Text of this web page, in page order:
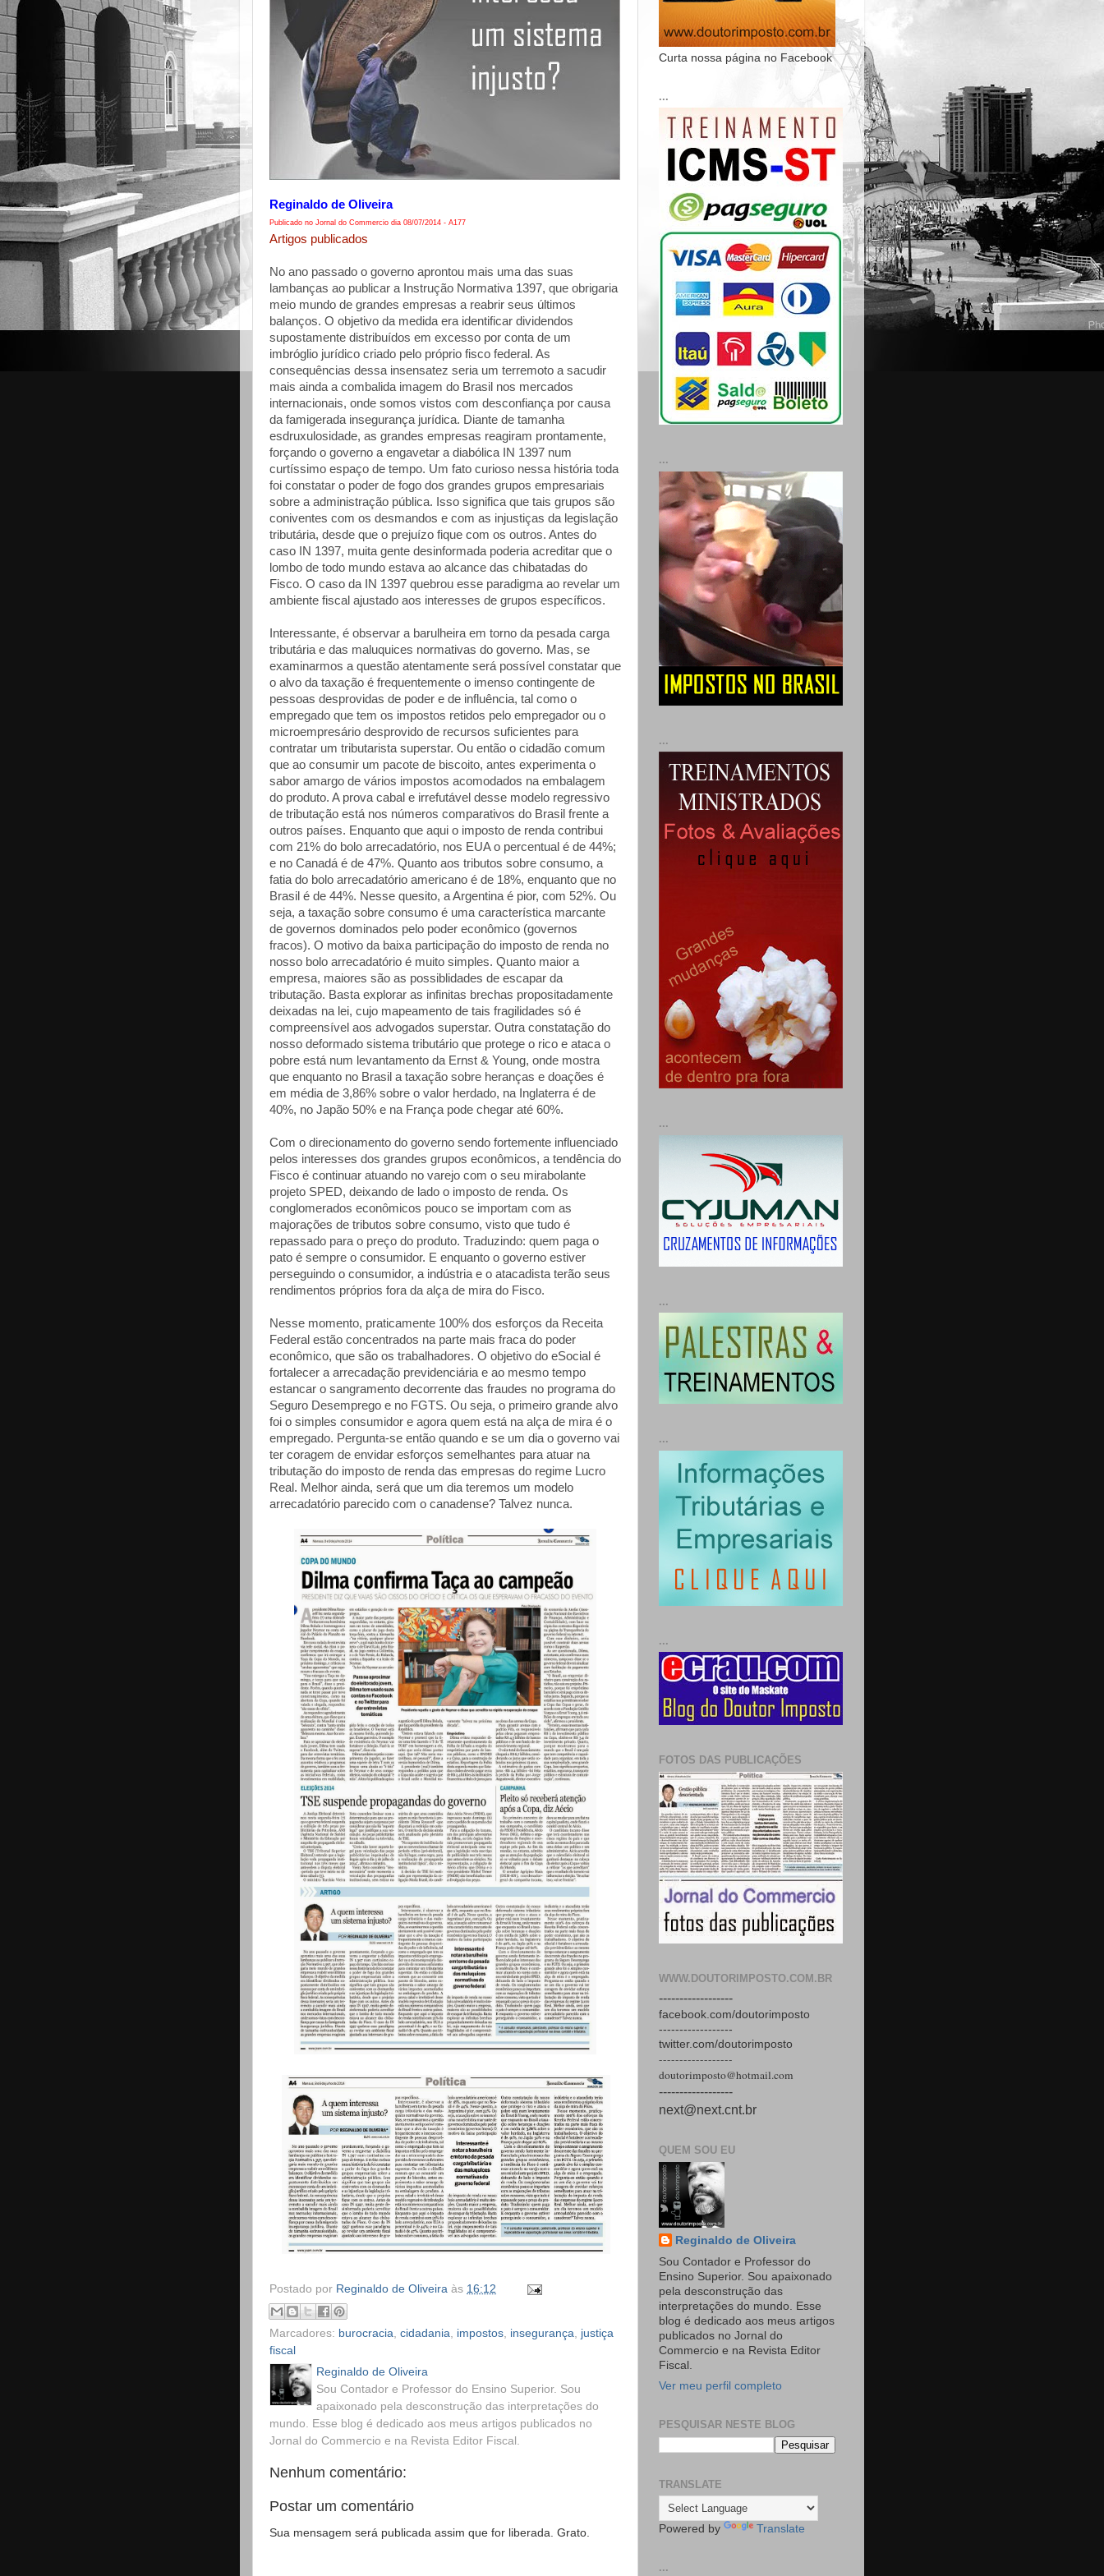
Reginaldo de Oliveira
Publicado no Jornal do Commercio dia 08/07/2014 - A177
Artigos publicados
No ano passado o governo aprontou mais uma das suas
lambanças ao publicar a Instrução Normativa 1397, que obrigaria
meio mundo de grandes empresas a reabrir seus últimos
balanços. O objetivo da medida era identificar dividendos
supostamente distribuídos em excesso por conta de um
imbróglio jurídico criado pelo próprio fisco federal. As
consequências dessa insensatez seria um terremoto a sacudir
mais ainda a combalida imagem do Brasil nos mercados
internacionais, onde somos vistos com desconfiança por causa
da famigerada insegurança jurídica. Diante de tamanha
esdruxulosidade, as grandes empresas reagiram prontamente,
forçando o governo a engavetar a diabólica IN 1397 num
curtíssimo espaço de tempo. Um fato curioso nessa história toda
foi constatar o poder de fogo dos grandes grupos empresariais
sobre a administração pública. Isso significa que tais grupos são
coniventes com os desmandos e com as injustiças da legislação
tributária, desde que o prejuízo fique com os outros. Antes do
caso IN 1397, muita gente desinformada poderia acreditar que o
lombo de todo mundo estava ao alcance das chibatadas do
Fisco. O caso da IN 1397 quebrou esse paradigma ao revelar um
ambiente fiscal ajustado aos interesses de grupos específicos.
Interessante, é observar a barulheira em torno da pesada carga
tributária e das maluquices normativas do governo. Mas, se
examinarmos a questão atentamente será possível constatar que
o alvo da taxação é frequentemente o imenso contingente de
pessoas desprovidas de poder e de influência, tal como o
empregado que tem os impostos retidos pelo empregador ou o
microempresário desprovido de recursos suficientes para
contratar um tributarista superstar. Ou então o cidadão comum
que ao consumir um pacote de biscoito, antes experimenta o
sabor amargo de vários impostos acomodados na embalagem
do produto. A prova cabal e irrefutável desse modelo regressivo
de tributação está nos números comparativos do Brasil frente a
outros países. Enquanto que aqui o imposto de renda contribui
com 21% do bolo arrecadatório, nos EUA o percentual é de 44%;
e no Canadá é de 47%. Quanto aos tributos sobre consumo, a
fatia do bolo arrecadatório americano é de 18%, enquanto que no
Brasil é de 44%. Nesse quesito, a Argentina é pior, com 52%. Ou
seja, a taxação sobre consumo é uma característica marcante
de governos dominados pelo poder econômico (governos
fracos). O motivo da baixa participação do imposto de renda no
nosso bolo arrecadatório é muito simples. Quanto maior a
empresa, maiores são as possiblidades de escapar da
tributação. Basta explorar as infinitas brechas propositadamente
deixadas na lei, cujo mapeamento de tais fragilidades só é
compreensível aos advogados superstar. Outra constatação do
nosso deformado sistema tributário que protege o rico e ataca o
pobre está num levantamento da Ernst & Young, onde mostra
que enquanto no Brasil a taxação sobre heranças e doações é
em média de 3,86% sobre o valor herdado, na Inglaterra é de
40%, no Japão 50% e na França pode chegar até 60%.
Com o direcionamento do governo sendo fortemente influenciado
pelos interesses dos grandes grupos econômicos, a tendência do
Fisco é continuar atuando no varejo com o seu mirabolante
projeto SPED, deixando de lado o imposto de renda. Os
conglomerados econômicos pouco se importam com as
majorações de tributos sobre consumo, visto que tudo é
repassado para o preço do produto. Traduzindo: quem paga o
pato é sempre o consumidor. E enquanto o governo estiver
perseguindo o consumidor, a indústria e o atacadista terão seus
rendimentos próprios fora da alça de mira do Fisco.
Nesse momento, praticamente 100% dos esforços da Receita
Federal estão concentrados na parte mais fraca do poder
econômico, que são os trabalhadores. O objetivo do eSocial é
fortalecer a arrecadação previdenciária e ao mesmo tempo
estancar o sangramento decorrente das fraudes no programa do
Seguro Desemprego e no FGTS. Ou seja, o primeiro grande alvo
foi o simples consumidor e agora quem está na alça de mira é o
empregado. Pergunta-se então quando e se um dia o governo vai
ter coragem de envidar esforços semelhantes para atuar na
tributação do imposto de renda das empresas do regime Lucro
Real. Melhor ainda, será que um dia teremos um modelo
arrecadatório parecido com o canadense? Talvez nunca.
Postado por Reginaldo de Oliveira às 16:12
Marcadores: burocracia cidadania impostos insegurança
justiça
fiscal
Reginaldo de Oliveira
Sou Contador e Professor do Ensino Superior. Sou
apaixonado pela desconstrução das interpretações do
mundo. Esse blog é dedicado aos meus artigos publicados no
Jornal do Commercio e na Revista Editor Fiscal.
Nenhum comentário:
Postar um comentário
Sua mensagem será publicada assim que for liberada. Grato.
Curta nossa página no Facebook
...
...
...
...
...
...
...
FOTOS DAS PUBLICAÇÕES
WWW.DOUTORIMPOSTO.COM.BR
------------------
facebook.com/doutorimposto
------------------
twitter.com/doutorimposto
------------------
doutorimposto@hotmail.com
------------------
next@next.cnt.br
QUEM SOU EU
Reginaldo de Oliveira
Sou Contador e Professor do
Ensino Superior. Sou apaixonado
pela desconstrução das
interpretações do mundo. Esse
blog é dedicado aos meus artigos
publicados no Jornal do
Commercio e na Revista Editor
Fiscal.
Ver meu perfil completo
PESQUISAR NESTE BLOG
TRANSLATE
Powered by Translate
...